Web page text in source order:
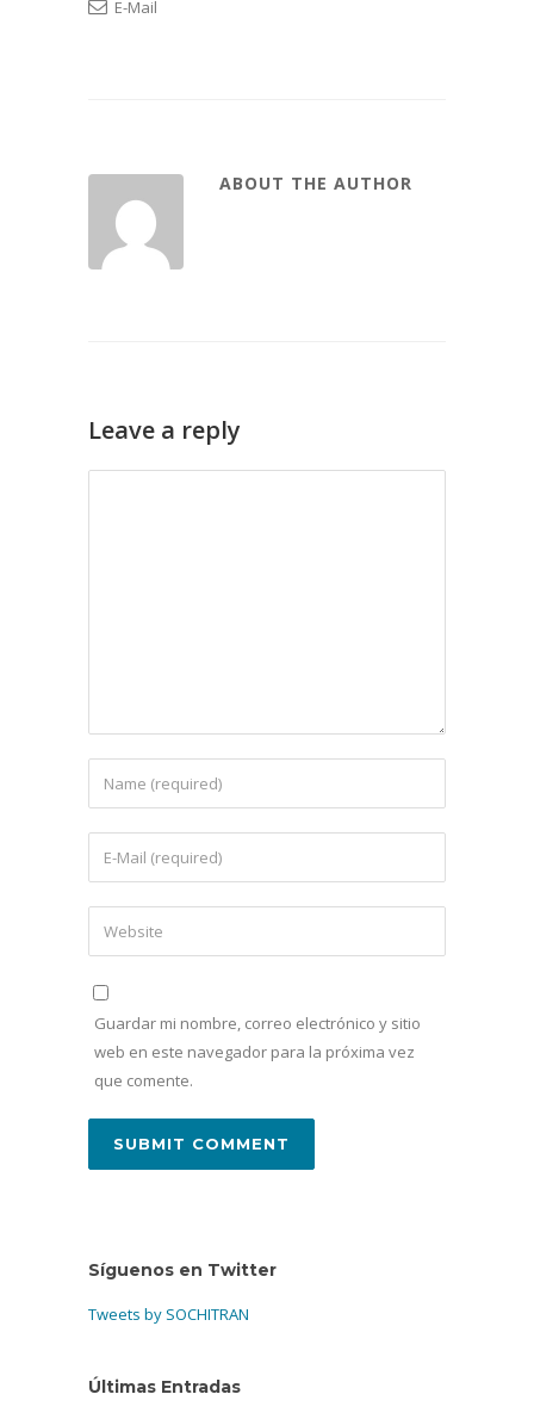
E-Mail
ABOUT THE AUTHOR
Leave a reply
Guardar mi nombre, correo electrónico y sitio
web en este navegador para la próxima vez
que comente.
Síguenos en Twitter
Tweets by SOCHITRAN
Últimas Entradas